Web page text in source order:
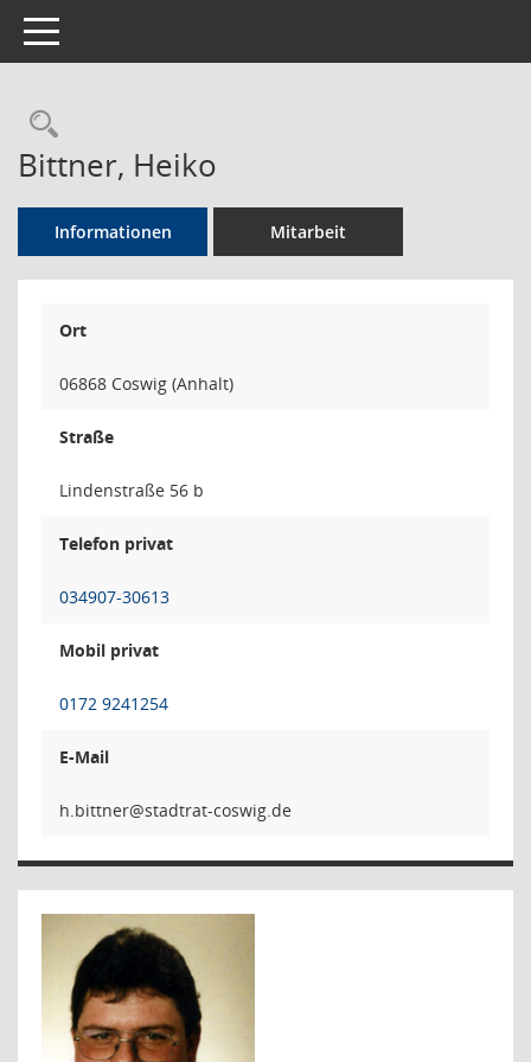
Toggle navigation
Rechercheauswahl
Bittner, Heiko
Informationen Mitarbeit
Ort
06868 Coswig (Anhalt)
Straße
Lindenstraße 56 b
Telefon privat
034907-30613
Mobil privat
0172 9241254
E-Mail
rentt